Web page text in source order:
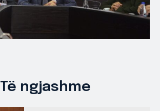
Të ngjashme